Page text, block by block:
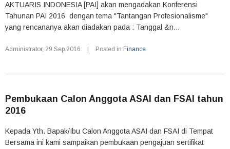
AKTUARIS INDONESIA [PAI] akan mengadakan Konferensi
Tahunan PAI 2016 dengan tema "Tantangan Profesionalisme"
yang rencananya akan diadakan pada : Tanggal &n...
Administrator, 29.Sep.2016 Posted in Finance
Pembukaan Calon Anggota ASAI dan FSAI tahun
2016
Kepada Yth. Bapak/Ibu Calon Anggota ASAI dan FSAI di Tempat
Bersama ini kami sampaikan pembukaan pengajuan sertifikat